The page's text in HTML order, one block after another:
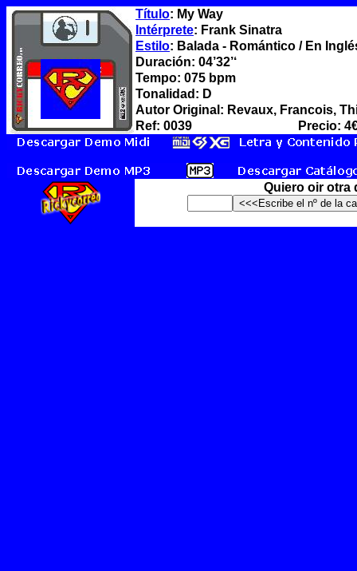
Título: My Way
Intérprete: Frank Sinatra
Estilo: Balada - Romántico / En
Duración: 04’32’‘
Tempo: 075 bpm
Tonalidad: D
Autor Original: Revaux, Francois,
Ref: 0039
Precio:
Quiero oir otra